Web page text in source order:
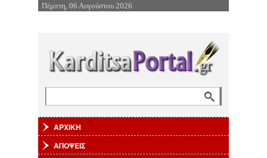
Επιστροφή στην Πλοήγηση
Πέμπτη, 06 Αυγούστου 2026
ΑΡΧΙΚΗ
ΑΠΟΨΕΙΣ